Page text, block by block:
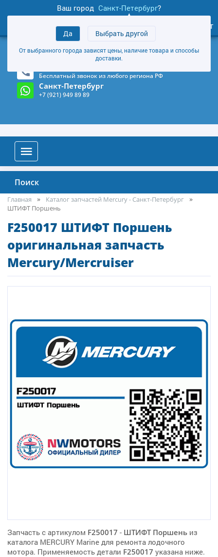
Ваш город Санкт-Петербург?
Да Выбрать другой
От выбранного города зависят цены, наличие товара и способы
доставки.
товаров
Личный кабинет
+7 (921) 949 89 89
Магазин и склад в Санкт-Петербурге (Карта)
Бесплатный звонок из любого региона РФ
Санкт-Петербург
+7 (921) 949 89 89
Поиск
Главная
Каталог запчастей Mercury - Санкт-Петербург
ШТИФТ Поршень
F250017 ШТИФТ Поршень
оригинальная запчасть
Mercury/Mercruiser
Запчасть с артикулом F250017 - ШТИФТ Поршень из
каталога MERCURY Marine для ремонта лодочного
мотора. Применяемость детали F250017 указана ниже.